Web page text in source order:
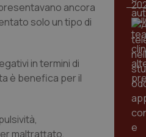
ancora
solo un tipo di
in termini di
è benefica per il
maltrattato,